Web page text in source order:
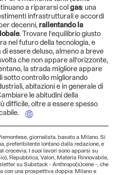
a ripararsi col gas: una
infrastrutturali e accordi
decenni, rallentando la
. Trovare l’equilibrio giusto
nel futuro della tecnologia, e
essere deluso, almeno a breve
che non appare all’orizzonte,
la strada migliore appare
sotto controllo migliorando
abitazioni e in generale di
le abitudini della
difficile, oltre a essere spesso
giornalista, basato a Milano. Si
preferibilente lontano dalla redazione, e
crocevia. I suoi lavori sono apparsi su
Repubblica, Valori, Materia Rinnovabile,
su Substack - Anthropo(s)cene -, che
con una prospettiva doppia: Milano e